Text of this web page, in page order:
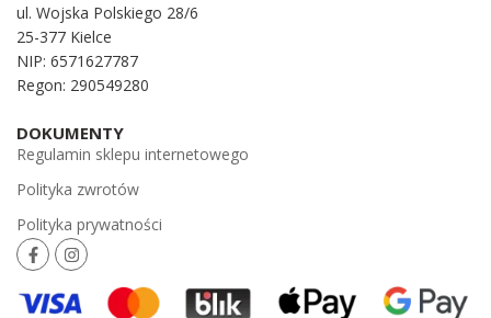
ul. Wojska Polskiego 28/6
25-377 Kielce
NIP: 6571627787
Regon: 290549280
DOKUMENTY
Regulamin sklepu internetowego
Polityka zwrotów
Polityka prywatności